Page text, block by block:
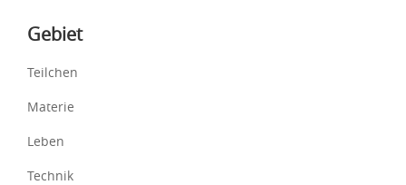
Inhalte
Gebiet
Teilchen
Materie
Leben
Technik